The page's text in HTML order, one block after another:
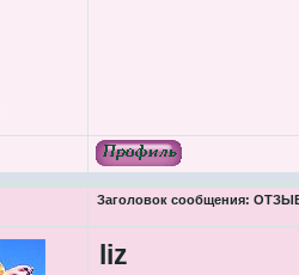
Заголовок сообщения:
liz